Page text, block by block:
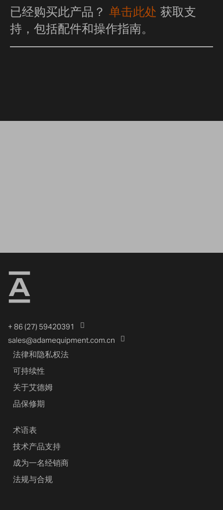
已经购买此产品？ 单击此处 获取支
持，包括配件和操作指南。
+ 86 (27) 59420391
sales@adamequipment.com.cn
法律和隐私权法
可持续性
关于艾德姆
品保修期
术语表
技术产品支持
成为一名经销商
法规与合规